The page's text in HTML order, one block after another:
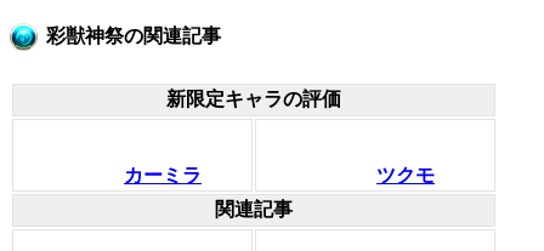
彩獣神祭の関連記事
新限定キャラの評価
カーミラ
ツクモ
関連記事